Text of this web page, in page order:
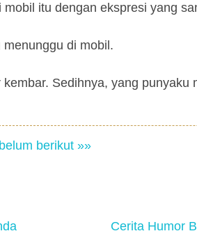
itu dengan ekspresi yang
di mobil.
Sedihnya, yang punyaku
berikut »»
Cerita Humor